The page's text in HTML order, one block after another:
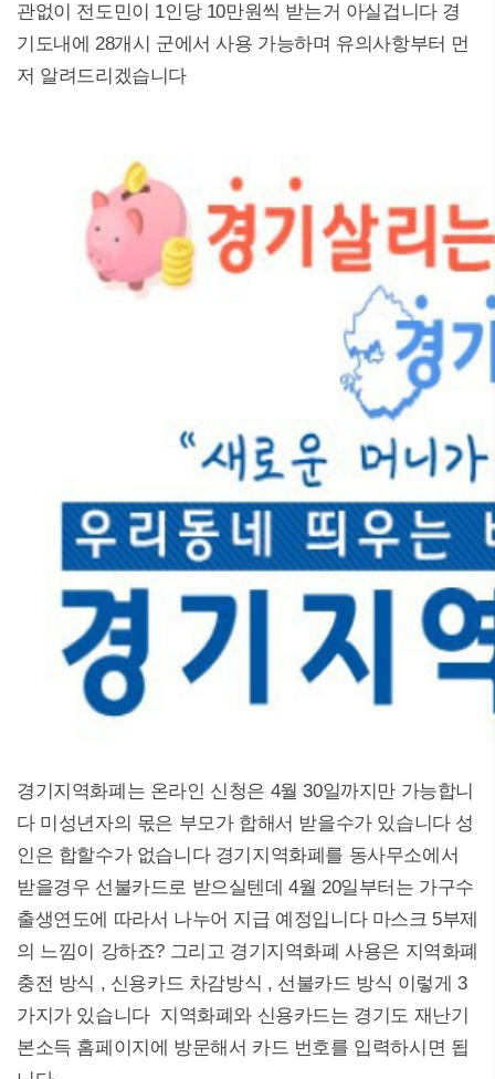
관없이 전도민이 1인당 10만원씩 받는거 아실겁니다 경
기도내에 28개시 군에서 사용 가능하며 유의사항부터 먼
저 알려드리겠습니다
경기지역화폐는 온라인 신청은 4월 30일까지만 가능합니
다 미성년자의 몫은 부모가 합해서 받을수가 있습니다 성
인은 합할수가 없습니다 경기지역화폐를 동사무소에서
받을경우 선불카드로 받으실텐데 4월 20일부터는 가구수
출생연도에 따라서 나누어 지급 예정입니다 마스크 5부제
의 느낌이 강하죠? 그리고 경기지역화폐 사용은 지역화폐
충전 방식 , 신용카드 차감방식 , 선불카드 방식 이렇게 3
가지가 있습니다 지역화폐와 신용카드는 경기도 재난기
본소득 홈페이지에 방문해서 카드 번호를 입력하시면 됩